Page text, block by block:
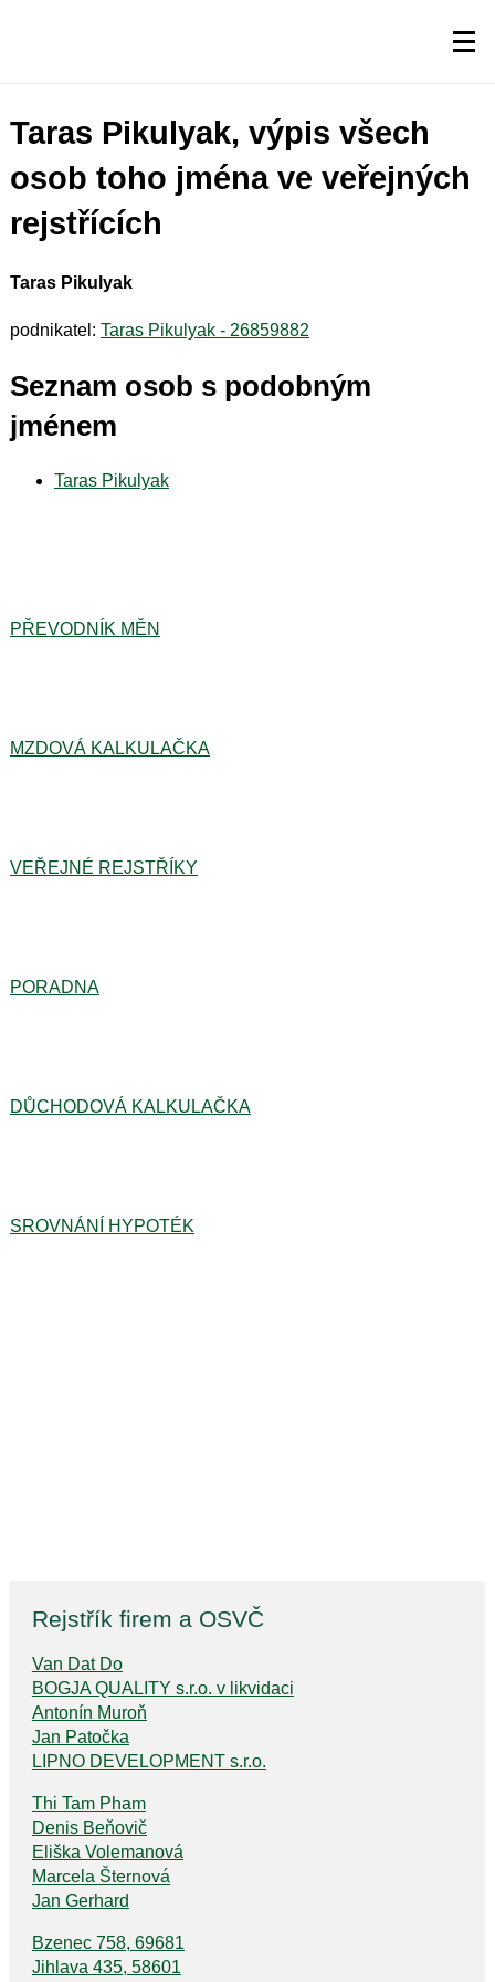
Taras Pikulyak, výpis všech
osob toho jména ve veřejných
rejstřících
Taras Pikulyak
podnikatel: Taras Pikulyak - 26859882
Seznam osob s podobným
jménem
Taras Pikulyak
PŘEVODNÍK MĚN
MZDOVÁ KALKULAČKA
VEŘEJNÉ REJSTŘÍKY
PORADNA
DŮCHODOVÁ KALKULAČKA
SROVNÁNÍ HYPOTÉK
Rejstřík firem a OSVČ
Van Dat Do
BOGJA QUALITY s.r.o. v likvidaci
Antonín Muroň
Jan Patočka
LIPNO DEVELOPMENT s.r.o.
Thi Tam Pham
Denis Beňovič
Eliška Volemanová
Marcela Šternová
Jan Gerhard
Bzenec 758, 69681
Jihlava 435, 58601